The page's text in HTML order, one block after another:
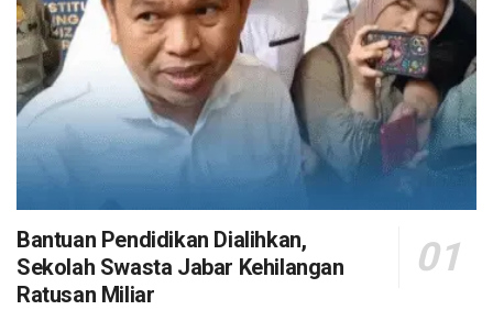
Bantuan Pendidikan Dialihkan,
Sekolah Swasta Jabar Kehilangan
Ratusan Miliar